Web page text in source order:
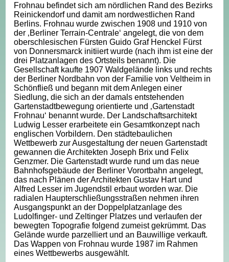
Frohnau befindet sich am nördlichen Rand des Bezirks
Reinickendorf und damit am nordwestlichen Rand
Berlins. Frohnau wurde zwischen 1908 und 1910 von
der ‚Berliner Terrain-Centrale‘ angelegt, die von dem
oberschlesischen Fürsten Guido Graf Henckel Fürst
von Donnersmarck initiiert wurde (nach ihm ist eine der
drei Platzanlagen des Ortsteils benannt). Die
Gesellschaft kaufte 1907 Waldgelände links und rechts
der Berliner Nordbahn von der Familie von Veltheim in
Schönfließ und begann mit dem Anlegen einer
Siedlung, die sich an der damals entstehenden
Gartenstadtbewegung orientierte und ‚Gartenstadt
Frohnau‘ benannt wurde. Der Landschaftsarchitekt
Ludwig Lesser erarbeitete ein Gesamtkonzept nach
englischen Vorbildern. Den städtebaulichen
Wettbewerb zur Ausgestaltung der neuen Gartenstadt
gewannen die Architekten Joseph Brix und Felix
Genzmer. Die Gartenstadt wurde rund um das neue
Bahnhofsgebäude der Berliner Vorortbahn angelegt,
das nach Plänen der Architekten Gustav Hart und
Alfred Lesser im Jugendstil erbaut worden war. Die
radialen Haupterschließungsstraßen nehmen ihren
Ausgangspunkt an der Doppelplatzanlage des
Ludolfinger- und Zeltinger Platzes und verlaufen der
bewegten Topografie folgend zumeist gekrümmt. Das
Gelände wurde parzelliert und an Bauwillige verkauft.
Das Wappen von Frohnau wurde 1987 im Rahmen
eines Wettbewerbs ausgewählt.